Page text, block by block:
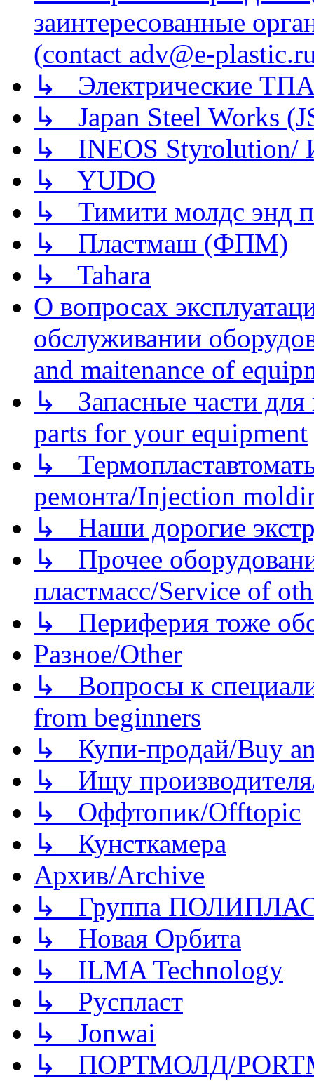
заинтересованные
(contact adv@e-
↳ Электрические
↳ Japan Steel Works
↳ INEOS
↳ YUDO
↳ Тимити молдс энд
↳ Пластмаш (ФПМ)
↳ Tahara
О вопросах
обслуживании
and maitenance of
↳ Запасные части для
parts for your equipment
↳
ремонта/Injection
↳ Наши дорогие
↳ Прочее
пластмасс/Service of
↳ Периферия тоже
Разное/Other
↳ Вопросы к
from beginners
↳ Купи-продай/Buy
↳ Ищу
↳ Оффтопик/Offtopic
↳ Кунсткамера
Архив/Archive
↳ Группа
↳ Новая Орбита
↳ ILMA Technology
↳ Руспласт
↳ Jonwai
↳ ПОРТМОЛД/